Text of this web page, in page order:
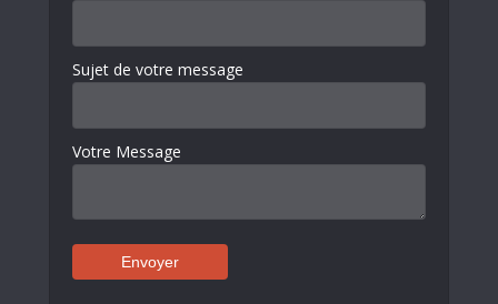
Sujet de votre message
Votre Message